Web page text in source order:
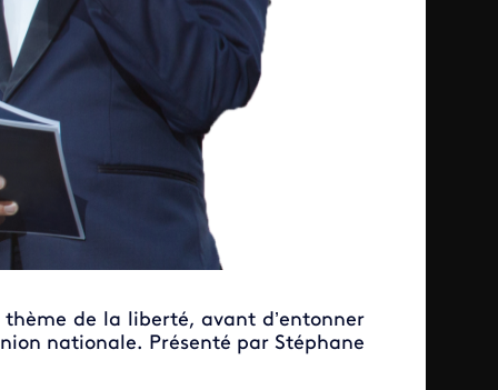
de la liberté, avant d’entonner
nationale. Présenté par Stéphane